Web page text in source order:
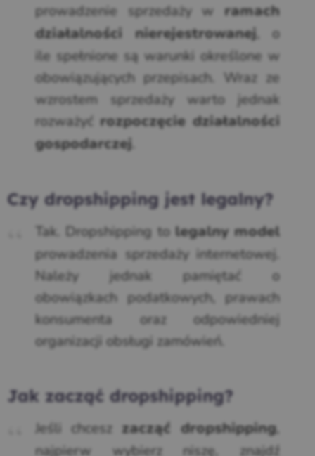
prowadzenie sprzedaży w
ramach
działalności nierejestrowanej
, o
ile spełnione są warunki określone w
obowiązujących przepisach. Wraz ze
wzrostem sprzedaży warto jednak
rozważyć
rozpoczęcie działalności
gospodarczej
Czy dropshipping jest legalny?
Tak. Dropshipping to legalny model
prowadzenia sprzedaży internetowej.
Należy jednak pamiętać o
obowiązkach podatkowych, prawach
konsumenta oraz odpowiedniej
organizacji obsługi zamówień.
Jak zacząć dropshipping?
Jeśli chcesz zacząć dropshipping,
najpierw wybierz niszę, znajdź